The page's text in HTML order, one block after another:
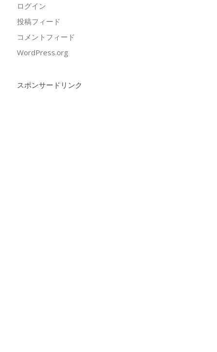
ログイン
投稿フィード
コメントフィード
WordPress.org
スポンサードリンク